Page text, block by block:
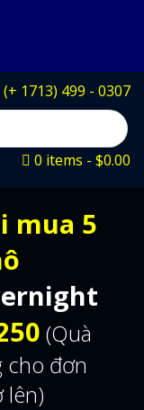
(+ 1713) 499 - 0307
0 items
$0.00
mua 5
(Quà
cho đơn
lên)